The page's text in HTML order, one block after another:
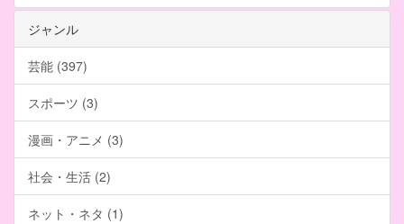
ジャンル
芸能 (397)
スポーツ (3)
漫画・アニメ (3)
社会・生活 (2)
ネット・ネタ (1)